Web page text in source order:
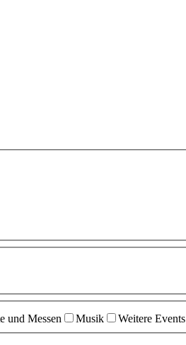
und Messen Musik Weitere Events